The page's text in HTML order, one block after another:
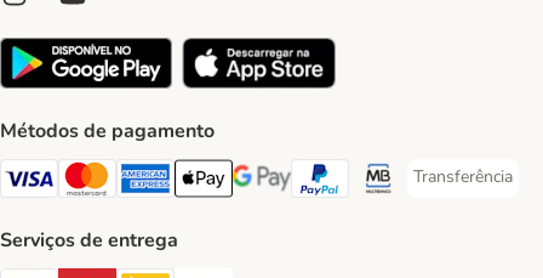
Métodos de pagamento
Visa Payment Method
Mastercard Payment Method
American Express Payment Method
Apple Pay Payment Method
Google Pay Payment Method
PayPal Payment Method
Multibanco Payment
Transferência
Transferência
Serviços de entrega